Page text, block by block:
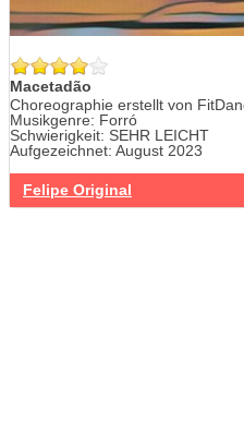
Macetadão
Choreographie erstellt von
Musikgenre: Forró
Schwierigkeit: SEHR LEICHT
Aufgezeichnet: August 2023
Felipe Original